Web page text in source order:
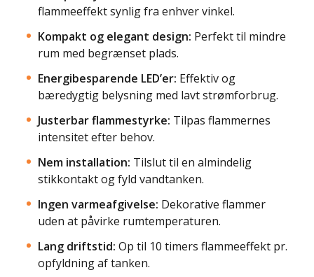
flammeeffekt synlig fra enhver vinkel.
Kompakt og elegant design: Perfekt til mindre
rum med begrænset plads.
Energibesparende LED’er: Effektiv og
bæredygtig belysning med lavt strømforbrug.
Justerbar flammestyrke: Tilpas flammernes
intensitet efter behov.
Nem installation: Tilslut til en almindelig
stikkontakt og fyld vandtanken.
Ingen varmeafgivelse: Dekorative flammer
uden at påvirke rumtemperaturen.
Lang driftstid: Op til 10 timers flammeeffekt pr.
opfyldning af tanken.